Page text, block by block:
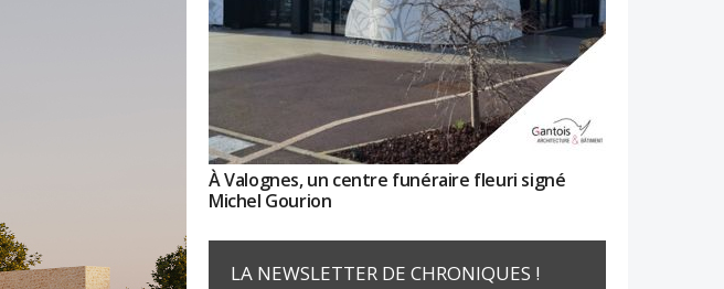
À Valognes, un centre funéraire fleuri signé
Michel Gourion
LA NEWSLETTER DE CHRONIQUES !